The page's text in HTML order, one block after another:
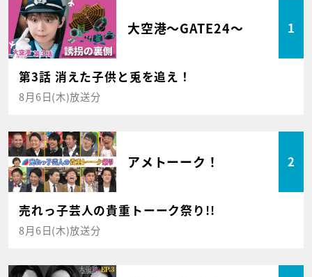
大空港～GATE24～ 1
第3話 消えた子供と兎を追え！
8月6日(木)放送分
アメトーーク！ 2
売れっ子芸人の貴重トーーク祭り!!
8月6日(木)放送分